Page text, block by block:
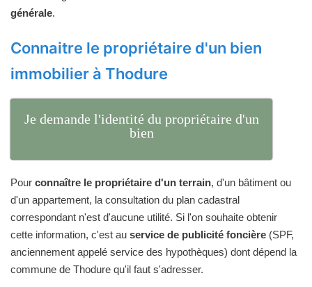
générale.
Connaitre le propriétaire d'un bien
immobilier à Thodure
Je demande l'identité du propriétaire d'un
bien
Pour connaître le propriétaire d'un terrain, d'un bâtiment ou
d'un appartement, la consultation du plan cadastral
correspondant n'est d'aucune utilité. Si l'on souhaite obtenir
cette information, c'est au service de publicité foncière (SPF,
anciennement appelé service des hypothèques) dont dépend la
commune de Thodure qu'il faut s'adresser.